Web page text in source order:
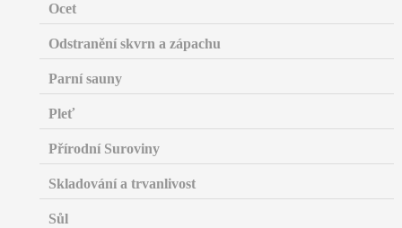
Ocet
Odstranění skvrn a zápachu
Parní sauny
Pleť
Přírodní Suroviny
Skladování a trvanlivost
Sůl